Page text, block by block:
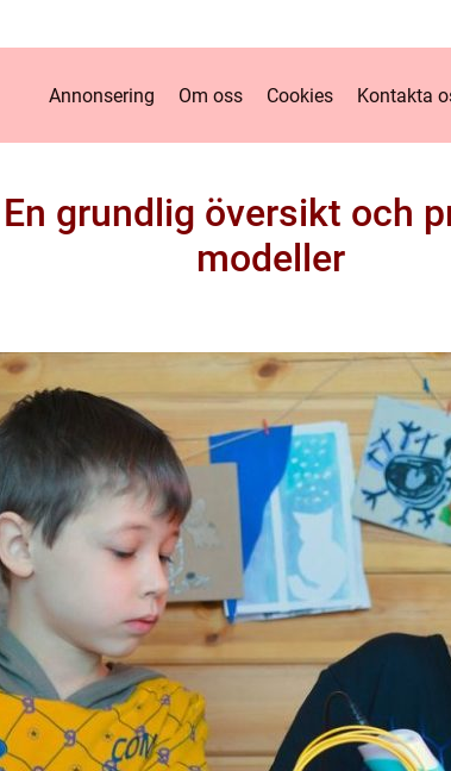
Annonsering Om oss Cookies Kontakta
grundlig översikt och
modeller